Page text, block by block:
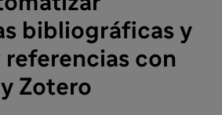
bibliográficas y
con
Zotero